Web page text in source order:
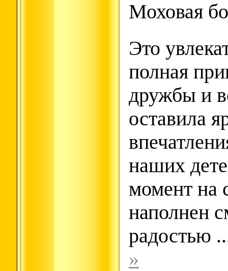
Моховая
Это
полная
дружбы и
оставила
наших
момент на
наполнен
радостью
»